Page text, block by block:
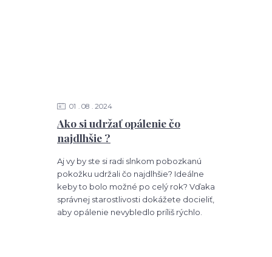
Ako si udržať opálenie čo
najdlhšie ?
01 08 2024
Aj vy by ste si radi slnkom pobozkanú
pokožku udržali čo najdlhšie? Ideálne
keby to bolo možné po celý rok? Vďaka
správnej starostlivosti dokážete docieliť,
aby opálenie nevybledlo príliš rýchlo.